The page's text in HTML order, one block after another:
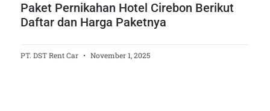
Paket Pernikahan Hotel Cirebon Berikut
Daftar dan Harga Paketnya
PT. DST Rent Car November 1, 2025